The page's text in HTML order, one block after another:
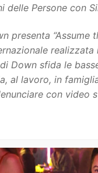
delle Persone con
“Assume
Down sfida le
al lavoro, in
con video